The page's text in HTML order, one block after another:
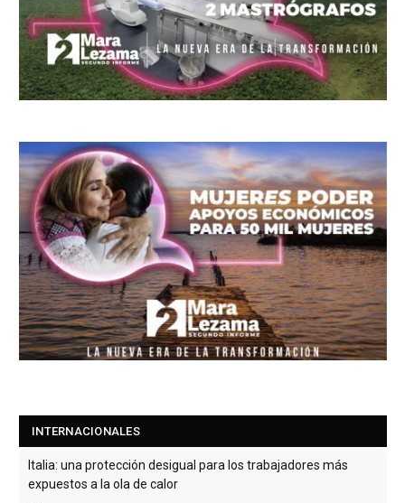
INTERNACIONALES
Italia: una protección desigual para los trabajadores más
expuestos a la ola de calor